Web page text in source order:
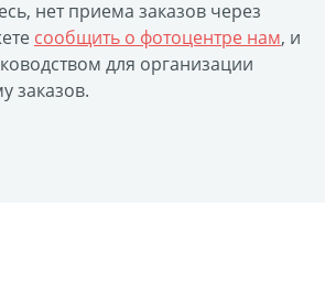
нет приема заказов через
сообщить о фотоцентре нам, и
для организации
заказов.